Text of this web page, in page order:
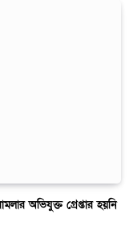
অভিযুক্ত গ্রেপ্তার হয়নি